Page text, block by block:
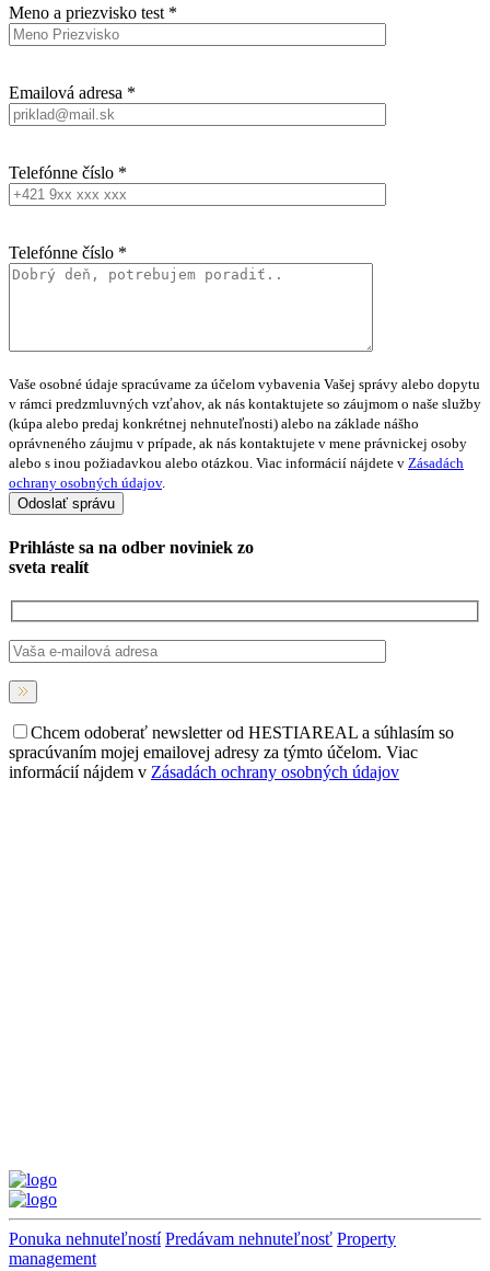
Meno a priezvisko test *
Emailová adresa *
Telefónne číslo *
Telefónne číslo *
Vaše osobné údaje spracúvame za účelom vybavenia Vašej správy alebo dopytu
v rámci predzmluvných vzťahov, ak nás kontaktujete so záujmom o naše služby
(kúpa alebo predaj konkrétnej nehnuteľnosti) alebo na základe nášho
oprávneného záujmu v prípade, ak nás kontaktujete v mene právnickej osoby
alebo s inou požiadavkou alebo otázkou. Viac informácií nájdete v Zásadách
ochrany osobných údajov.
Prihláste sa na odber noviniek zo
sveta realít
Chcem odoberať newsletter od HESTIAREAL a súhlasím so
spracúvaním mojej emailovej adresy za týmto účelom. Viac
informácií nájdem v Zásadách ochrany osobných údajov
Ponuka nehnuteľností Predávam nehnuteľnosť Property
management